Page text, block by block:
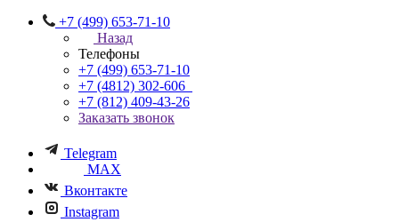
+7 (499) 653-71-10
Назад
Телефоны
+7 (499) 653-71-10
+7 (4812) 302-606
+7 (812) 409-43-26
Заказать звонок
Telegram
MAX
Вконтакте
Instagram